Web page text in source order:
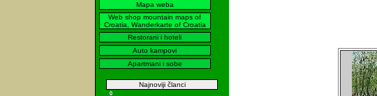
Mapa weba
Web shop mountain maps of
Croatia, Wanderkarte of Croatia
Restorani i hoteli
Auto kampovi
Apartmani i sobe
Najnoviji članci